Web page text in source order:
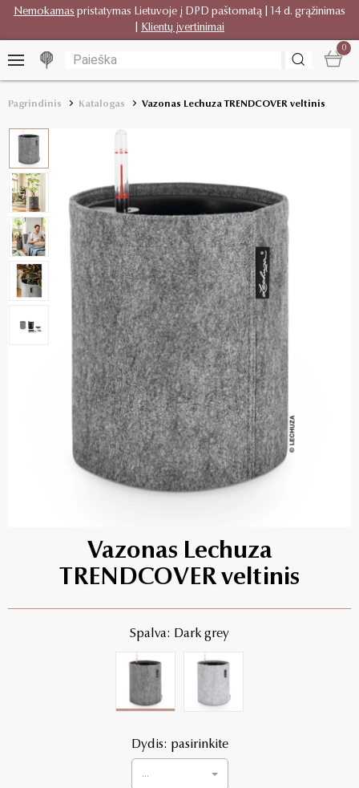
Nemokamas pristatymas Lietuvoje į DPD paštomatą | 14 d. grąžinimas
Klientų įvertinimai
0
Pagrindinis Katalogas Vazonas Lechuza TRENDCOVER veltinis
Vazonas Lechuza
TRENDCOVER veltinis
Spalva: Dark grey
Dydis: pasirinkite
...